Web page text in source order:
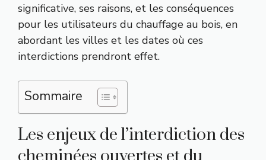
significative, ses raisons, et les conséquences
pour les utilisateurs du chauffage au bois, en
abordant les villes et les dates où ces
interdictions prendront effet.
Sommaire
Les enjeux de l’interdiction des